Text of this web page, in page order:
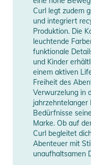
Curl legt zudem
und integriert
Produktion. Die
leuchtende
funktionale
und Kinder
einem aktiven
Freiheit des
Verwurzelung in
jahrzehntelanger
Bedürfnisse
Marke. Ob auf
Curl begleitet
Abenteuer mit
unaufhaltsamen